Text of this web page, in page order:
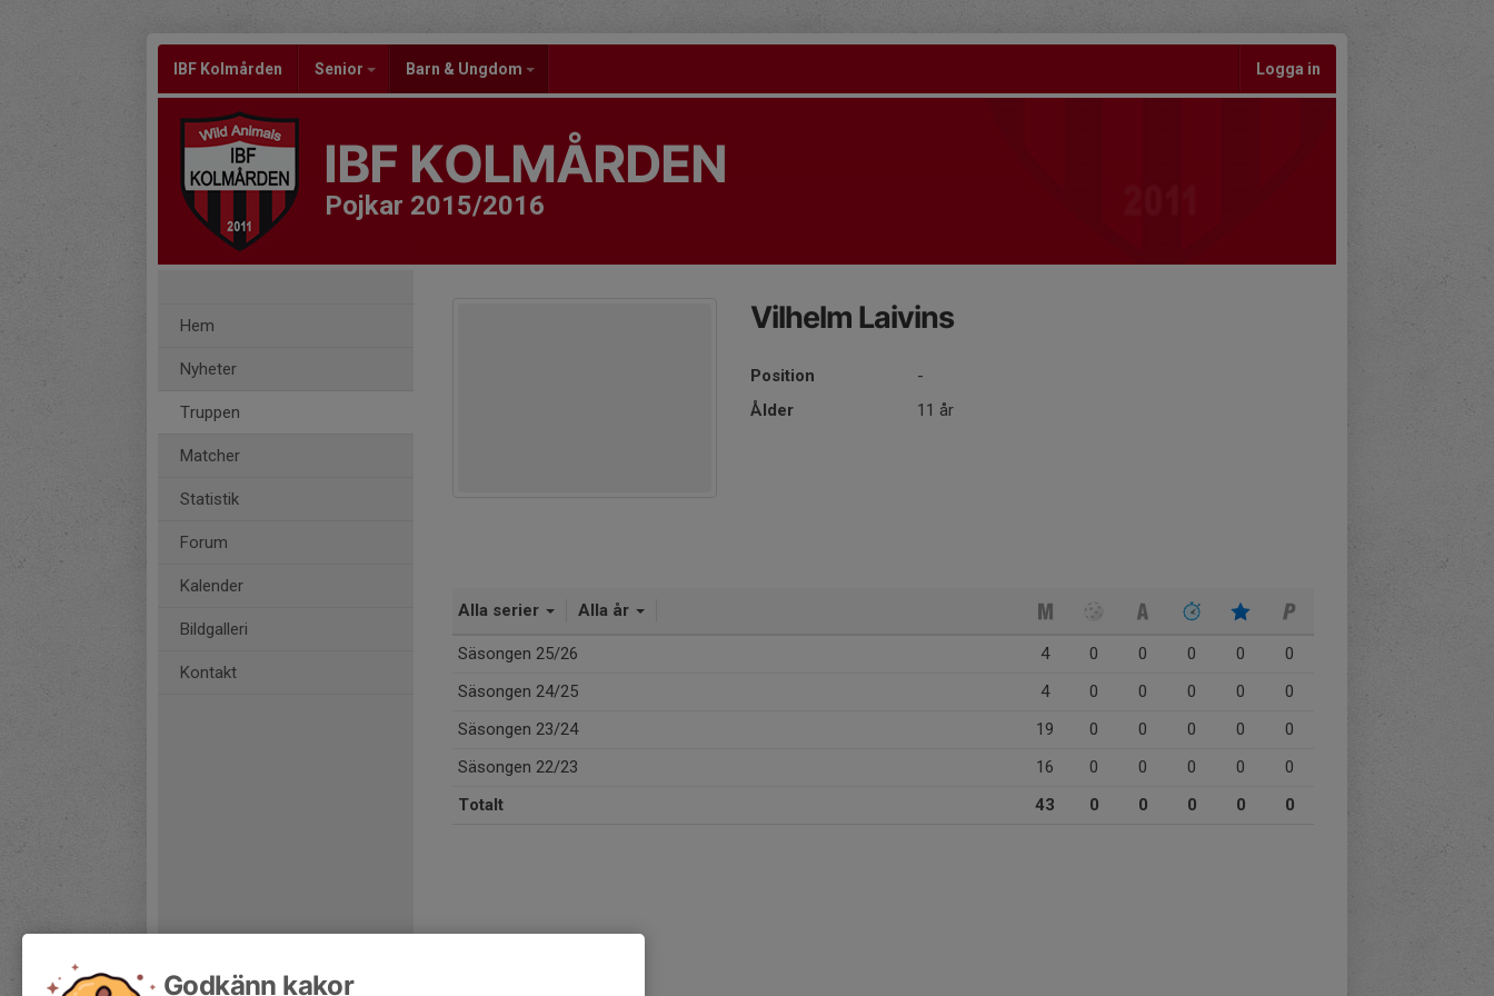
IBF Kolmården Senior Barn & Ungdom Logga in
IBF KOLMÅRDEN
Pojkar 2015/2016
Hem
Nyheter
Truppen
Matcher
Statistik
Forum
Kalender
Bildgalleri
Kontakt
Vilhelm Laivins
Position
-
Ålder
11 år
Alla serier Alla år
Säsongen 25/26 4 0 0 0 0
0
Säsongen 24/25
4 0 0 0 0
0
Säsongen 23/24
19 0 0 0 0
0
Säsongen 22/23
16 0 0 0 0
0
Totalt
43 0 0 0 0 0
Godkänn kakor